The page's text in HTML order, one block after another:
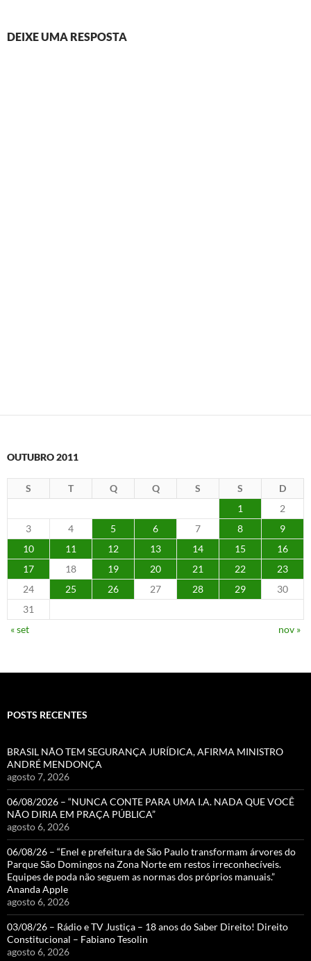
DEIXE UMA RESPOSTA
OUTUBRO 2011
S T Q Q S S
D
1
2
3
4 5 6 7 8
9
10
11 12 13 14 15
16
17
18 19 20 21 22
23
24
25 26 27 28 29
30
31
« set
nov »
POSTS RECENTES
BRASIL NÃO TEM SEGURANÇA JURÍDICA, AFIRMA MINISTRO
ANDRÉ MENDONÇA
agosto 7, 2026
06/08/2026 – “NUNCA CONTE PARA UMA I.A. NADA QUE VOCÊ
NÃO DIRIA EM PRAÇA PÚBLICA”
agosto 6, 2026
06/08/26 – “Enel e prefeitura de São Paulo transformam árvores do
Parque São Domingos na Zona Norte em restos irreconhecíveis.
Equipes de poda não seguem as normas dos próprios manuais.”
Ananda Apple
agosto 6, 2026
03/08/26 – Rádio e TV Justiça – 18 anos do Saber Direito! Direito
Constitucional – Fabiano Tesolin
agosto 6, 2026